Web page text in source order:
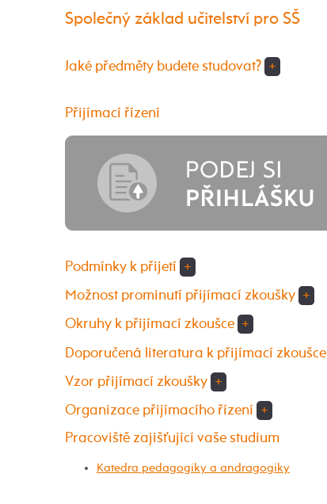
Společný základ učitelství pro SŠ
Jaké předměty budete studovat? +
Přijímací řízení
Podmínky k přijetí +
Možnost prominutí přijímací zkoušky +
Okruhy k přijímací zkoušce +
Doporučená literatura k přijímací zkoušce
Vzor přijímací zkoušky +
Organizace přijímacího řízení
+
Pracoviště zajišťující vaše studium
Katedra pedagogiky a andragogiky